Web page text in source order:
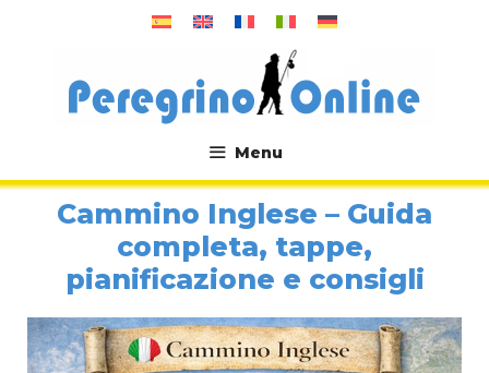
Menu
.
Cammino Inglese – Guida
completa, tappe,
pianificazione e consigli